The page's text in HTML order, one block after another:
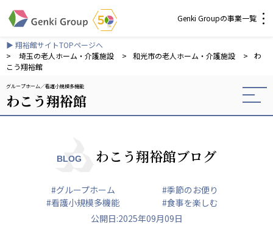
Genki Groupの事業一覧
介護・福祉
社会福祉法人 元気村グループ
社会福祉法人元気村
社会福祉法人長寿の森
株式会社 サンガジャパン
株式会社日本遮蔽技研
▶ 翔裕館サイトTOPページへ
>
埼玉の老人ホーム・介護施設 > 和光市の老人ホーム・介護施設 >
わ
こう翔裕館
グループホーム 看護小規模多機能
わこう翔裕館
BLOG わこう翔裕館ブログ
#グループホーム
#季節のお便り
#看護小規模多機能
#食事を楽しむ
公開日:2025年09月09日